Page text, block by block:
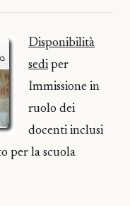
Disponibilità
sedi per
Immissione in
ruolo dei
docenti inclusi
per la scuola